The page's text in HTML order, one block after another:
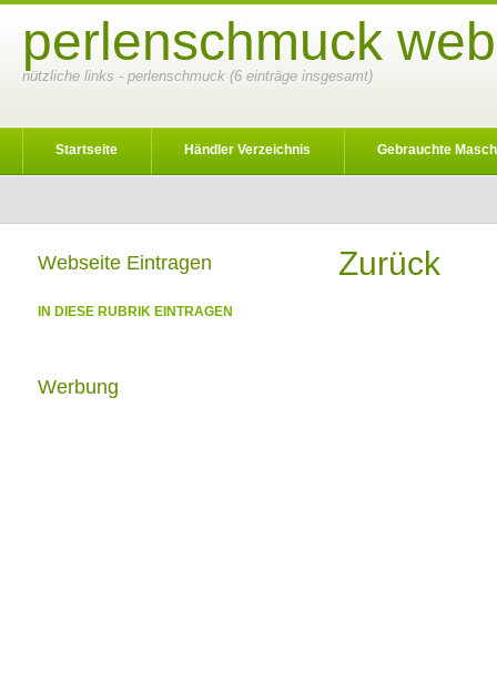
perlenschmuck
nützliche links - perlenschmuck (6 einträge insgesamt)
Startseite Händler Verzeichnis Gebrauchte
Zurück
Webseite Eintragen
IN DIESE RUBRIK EINTRAGEN
Werbung